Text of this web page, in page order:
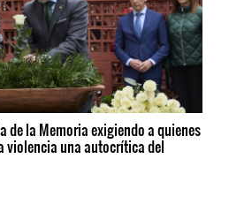
de la Memoria exigiendo a quienes
violencia una autocrítica del